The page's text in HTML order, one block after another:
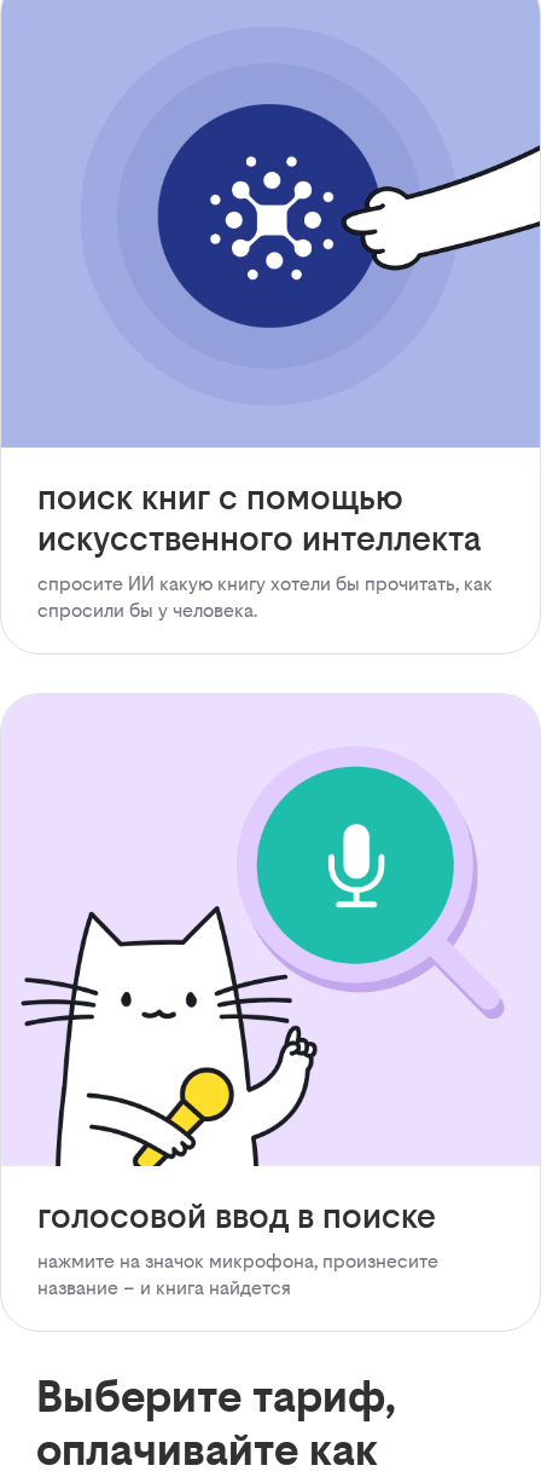
поиск книг с помощью
искусственного интеллекта
спросите ИИ какую книгу хотели бы прочитать, как
спросили бы у человека.
голосовой ввод в поиске
нажмите на значок микрофона, произнесите
название – и книга найдется
Выберите тариф,
оплачивайте как